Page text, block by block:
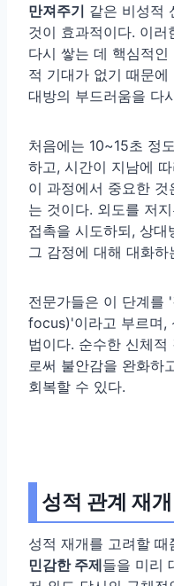
만져주기 같은 비성적
것이 효과적이다. 이
다시 쌓는 데 핵심적
적 기대가 없기 때문
대방의 부드러움을 다
처음에는 10~15초 정
하고, 시간이 지남에
이 과정에서 중요한 것
는 것이다. 외도를 저
접촉을 시도하되, 상대
그 감정에 대해 대화
전문가들은 이 단계를
focus)'이라고 부르며,
법이다. 순수한 신체
로써 불안감을 완화하
회복할 수 있다.
성적 관계 재
성적 재개를 고려할 때
민감한 주제들을 미리